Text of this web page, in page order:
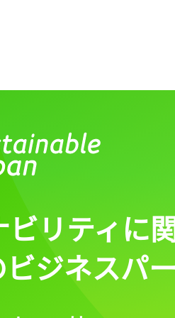
ビリティに
ビジネスパ